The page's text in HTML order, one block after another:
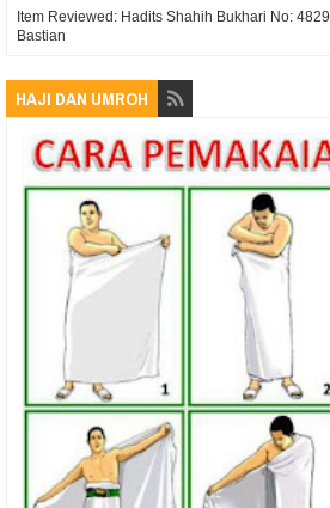
Item Reviewed: Hadits Shahih Bukhari No: 4829
Bastian
HAJI DAN UMROH